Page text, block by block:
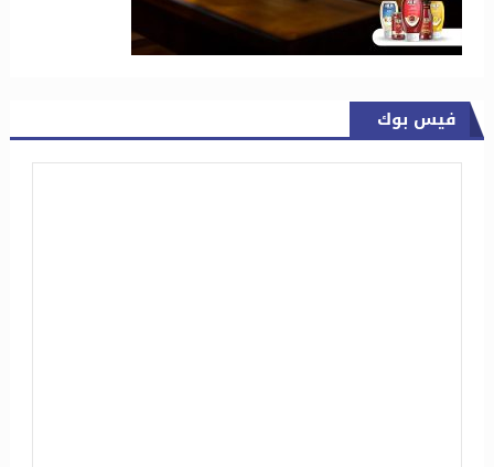
فيس بوك